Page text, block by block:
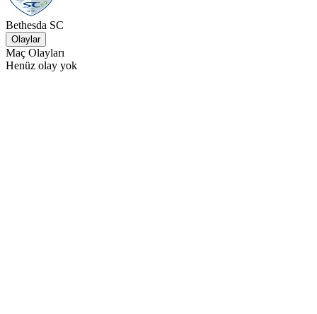
Bethesda SC
Olaylar
Maç Olayları
Henüz olay yok